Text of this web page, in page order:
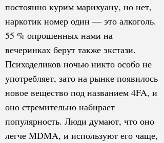
постоянно курим марихуану, но нет,
наркотик номер один — это алкоголь.
55 % опрошенных нами на
вечеринках берут также экстази.
Психоделиков ночью никто особо не
употребляет, зато на рынке появилось
новое вещество под названием 4FA, и
оно стремительно набирает
популярность. Люди думают, что оно
легче MDMA, и используют его чаще,